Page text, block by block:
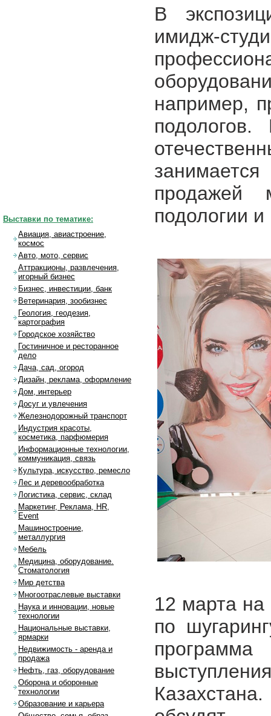
В
имидж-
например,
продажей
подологии и
12 марта на
по
Выставки по тематике:
Авиация, авиастроение,
космос
Авто, мото, сервис
Аттракционы, развлечения,
игорный бизнес
Бизнес, инвестиции, банк
Ветеринария, зообизнес
Геология, геодезия,
картография
Городское хозяйство
Гостиничное и ресторанное
дело
Дача, сад, огород
Дизайн, реклама, оформление
Дом, интерьер
Досуг и увлечения
Железнодорожный транспорт
Индустрия красоты,
косметика, парфюмерия
Информационные технологии,
коммуникация, связь
Культура, искусство, ремесло
Лес и деревообработка
Логистика, сервис, склад
Маркетинг, Реклама, HR,
Event
Машиностроение,
металлургия
Мебель
Медицина, оборудование.
Стоматология
Мир детства
Многоотраслевые выставки
Наука и инновации, новые
технологии
Национальные выставки,
ярмарки
Недвижимость - аренда и
продажа
Нефть, газ, оборудование
Оборона и оборонные
технологии
Образование и карьера